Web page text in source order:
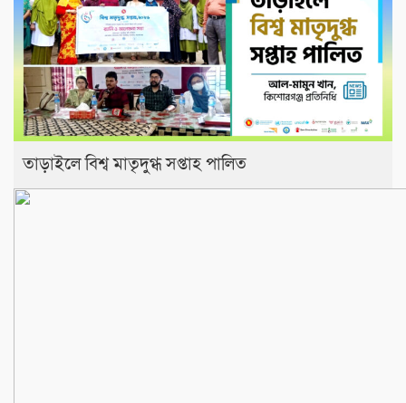
তাড়াইলে বিশ্ব মাতৃদুগ্ধ সপ্তাহ পালিত